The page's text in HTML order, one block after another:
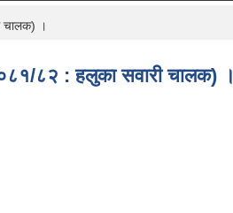
चालक) ।
८२ : हलुका सवारी चालक) ।